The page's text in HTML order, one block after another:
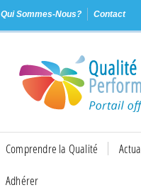
Qui Sommes-Nous? Contact
Comprendre la Qualité
Adhérer